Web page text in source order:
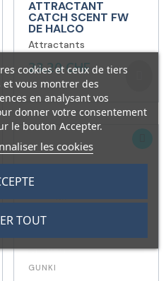
ATTRACTANT
CATCH SCENT FW
DE HALCO
Attractants
23,20 CHF
GUNKI
cookies et ceux de tiers
vous montrer des
en analysant vos
donner votre consentement
le bouton Accepter.
les cookies
TOUT